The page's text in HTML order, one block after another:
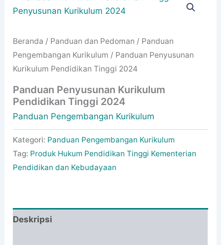
Beranda / Panduan dan Pedoman / Panduan
Pengembangan Kurikulum / Panduan Penyusunan
Kurikulum Pendidikan Tinggi 2024
Panduan Penyusunan Kurikulum
Pendidikan Tinggi 2024
Panduan Pengembangan Kurikulum
Kategori: Panduan Pengembangan Kurikulum
Tag: Produk Hukum Pendidikan Tinggi Kementerian
Pendidikan dan Kebudayaan
Deskripsi